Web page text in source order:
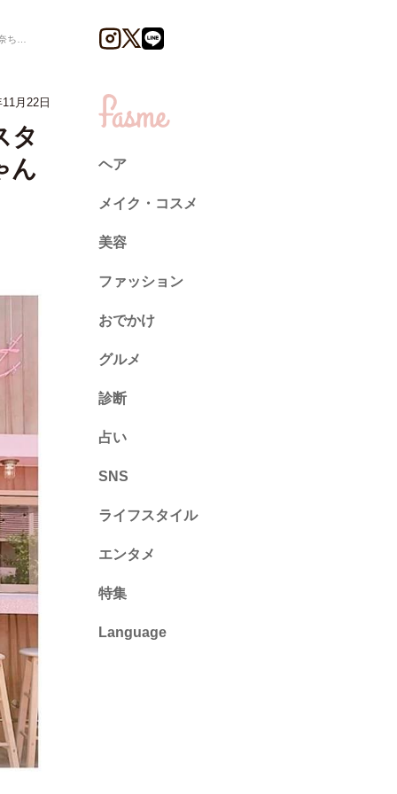
編~
月22日
タ
ん
ヘア
メイク・コスメ
美容
ファッション
トレンド
ネイル
おでかけ
グルメ
診断
診断
占い
心理テスト
SNS
ライフスタイル
推し活
カルチャー・暮らし
エンタメ
特集
Language